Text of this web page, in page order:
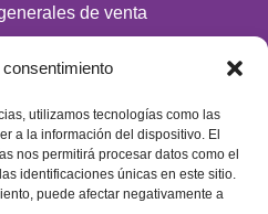
utilizamos tecnologías como las
a la información del dispositivo. El
nos permitirá procesar datos como el
identificaciones únicas en este sitio.
puede afectar negativamente a
de venta
de 10:00 a 22:00
del Málaga Factory